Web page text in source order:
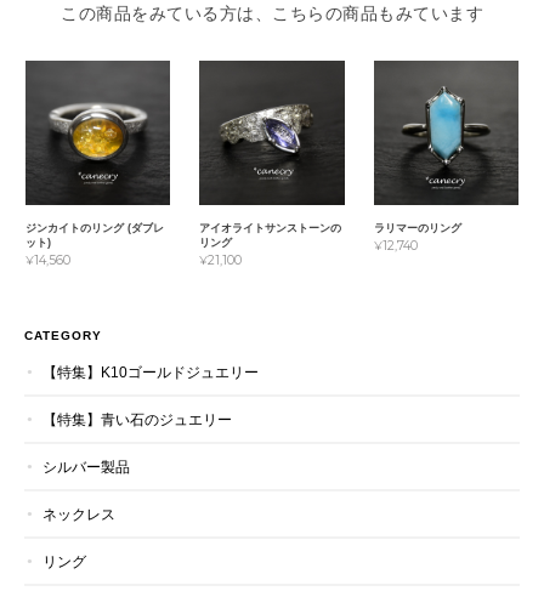
この商品をみている方は、こちらの商品もみています
ジンカイトのリング (ダブレ
ット)
¥14,560
アイオライトサンストーンの
リング
¥21,100
ラリマーのリング
¥12,740
CATEGORY
【特集】K10ゴールドジュエリー
【特集】青い石のジュエリー
シルバー製品
ネックレス
リング